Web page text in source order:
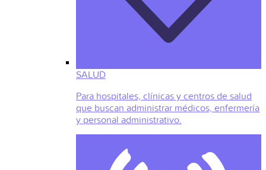
SALUD
Para hospitales, clínicas y centros de salud
que buscan administrar médicos, enfermería
y personal administrativo.